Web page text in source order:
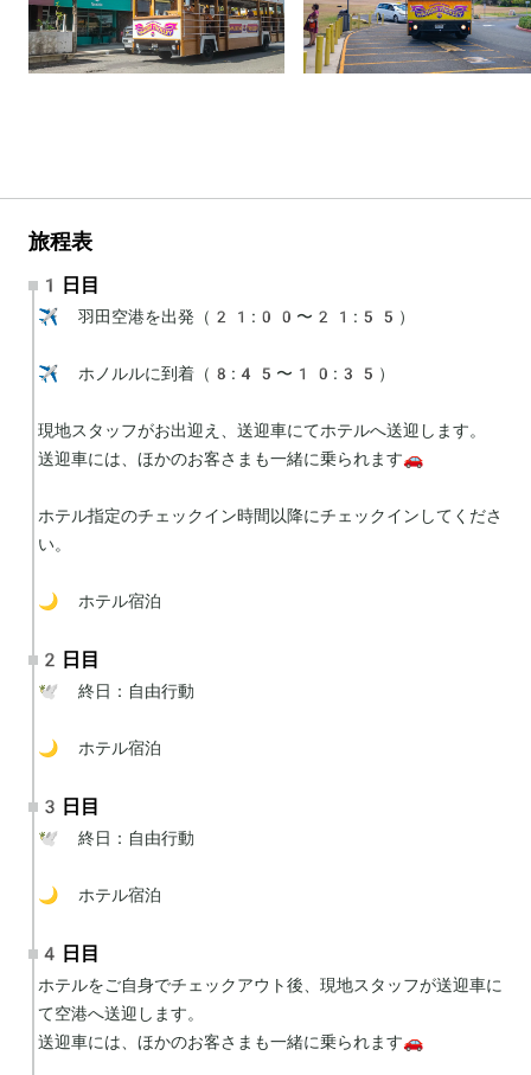
旅程表
1日目
✈️ 羽田空港を出発（21:00〜21:55）
✈️ ホノルルに到着（8:45〜10:35）
現地スタッフがお出迎え、送迎車にてホテルへ送迎します。
送迎車には、ほかのお客さまも一緒に乗られます🚗
ホテル指定のチェックイン時間以降にチェックインしてくださ
い。
🌙 ホテル宿泊
2日目
🕊 終日：自由行動
🌙 ホテル宿泊
3日目
🕊 終日：自由行動
🌙 ホテル宿泊
4日目
ホテルをご自身でチェックアウト後、現地スタッフが送迎車に
て空港へ送迎します。
送迎車には、ほかのお客さまも一緒に乗られます🚗